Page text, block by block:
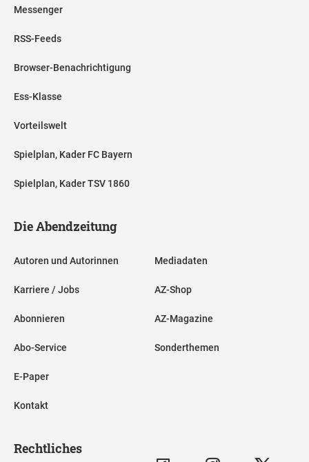
Messenger
RSS-Feeds
Browser-Benachrichtigung
Ess-Klasse
Vorteilswelt
Spielplan, Kader FC Bayern
Spielplan, Kader TSV 1860
Die Abendzeitung
Autoren und Autorinnen
Karriere / Jobs
Abonnieren
Abo-Service
E-Paper
Kontakt
Mediadaten
AZ-Shop
AZ-Magazine
Sonderthemen
Rechtliches